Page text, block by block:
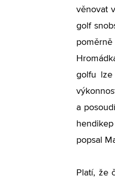
věnovat
golf
poměrně
golfu lze
a
popsal
Platí, že